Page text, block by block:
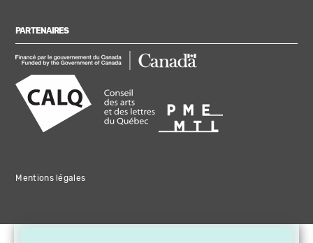
PARTENAIRES
Mentions légales